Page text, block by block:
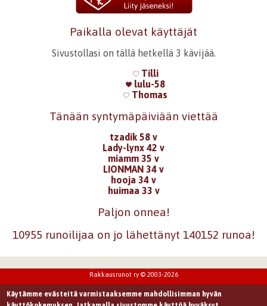
Paikalla olevat käyttäjät
Sivustollasi on tällä hetkellä 3 kävijää.
Tilli
lulu-58
Thomas
Tänään syntymäpäiviään viettää
tzadik 58 v
Lady-lynx 42 v
miamm 35 v
LIONMAN 34 v
hooja 34 v
huimaa 33 v
Paljon onnea!
10955 runoilijaa on jo lähettänyt 140152 runoa!
Rakkausrunot ry © 2003-2026
Käytämme evästeitä varmistaaksemme mahdollisimman hyvän